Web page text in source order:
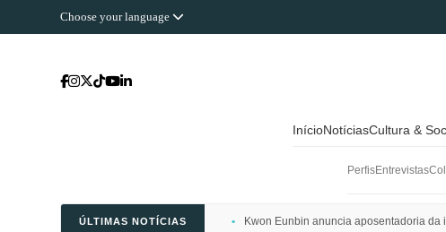
Choose your language
InícioNotíciasCultura &
PerfisEntrevistas
ÚLTIMAS NOTÍCIAS Kwon Eunbin anuncia aposentadoria da